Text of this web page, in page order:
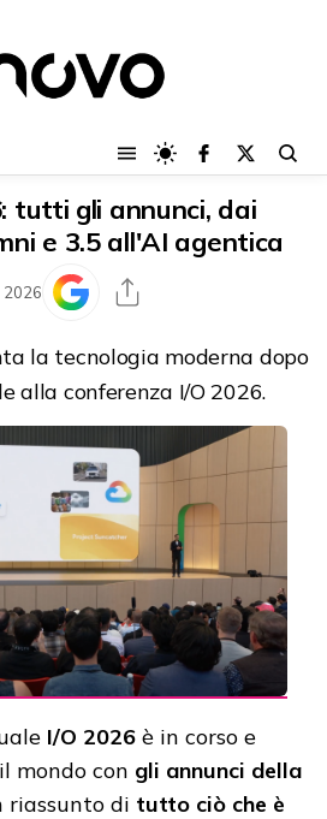
tutti gli annunci, dai
e 3.5 all'AI agentica
2026
la tecnologia moderna dopo
alla conferenza I/O 2026.
I/O 2026 è in corso e
mondo con gli annunci della
riassunto di tutto ciò che è